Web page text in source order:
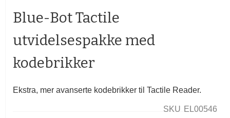
av
Blue-Bot Tactile
utvidelsespakke med
kodebrikker
Ekstra, mer avanserte kodebrikker til Tactile Reader.
SKU EL00546